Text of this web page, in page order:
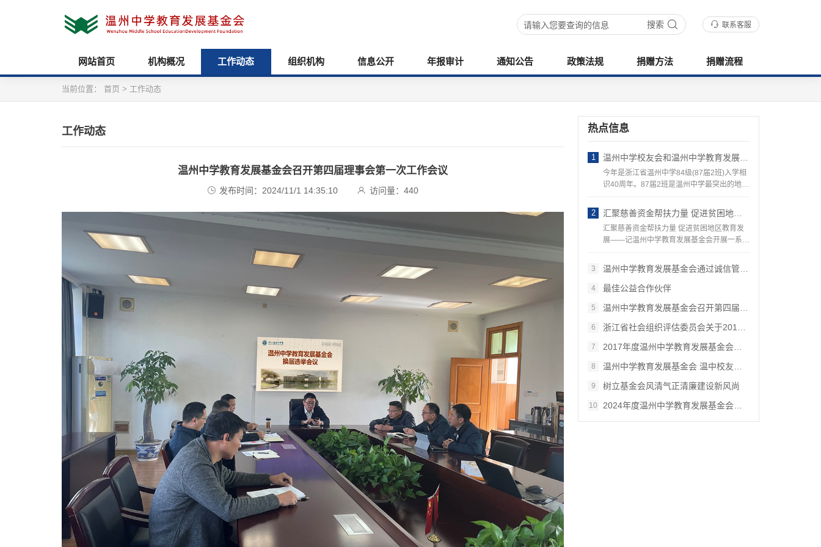
联系客服
搜索
网站首页 机构概况 工作动态 组织机构 信息公开 年报审计 通知公告 政策法规 捐赠方法 捐赠流程
当前位置： 首页 > 工作动态
工作动态
温州中学教育发展基金会召开第四届理事会第一次工作会议
发布时间：2024/11/1 14:35:10 访问量：440
热点信息
1 温州中学校友会和温州中学教育发展基金会组织迎接 ——87届温州地区班校友回访母校活动
今年是浙江省温州中学84级(87届2班)入学相
识40周年。87届2班是温州中学最突出的地区
2 汇聚慈善资金帮扶力量 促进贫困地区教育发展——记温州中学教育发展基金会开展一系列的教育慈善公益活动
汇聚慈善资金帮扶力量 促进贫困地区教育发
展——记温州中学教育发展基金会开展一系列
3
温州中学教育发展基金会通过诚信管理体系认…
4 最佳公益合作伙伴
5 温州中学教育发展基金会召开第四届理事会第…
6 浙江省社会组织评估委员会关于2018年度全省…
7 2017年度温州中学教育发展基金会工作总结
8 温州中学教育发展基金会 温中校友会合作经…
9 树立基金会风清气正清廉建设新风尚
10 2024年度温州中学教育发展基金会的工作计划…